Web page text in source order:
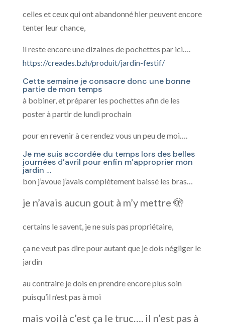
celles et ceux qui ont abandonné hier peuvent encore
tenter leur chance,
il reste encore une dizaines de pochettes par ici….
https://creades.bzh/produit/jardin-festif/
Cette semaine je consacre donc une bonne
partie de mon temps
à bobiner, et préparer les pochettes afin de les
poster à partir de lundi prochain
pour en revenir à ce rendez vous un peu de moi….
Je me suis accordée du temps lors des belles
journées d’avril pour enfin m’approprier mon
jardin …
bon j’avoue j’avais complètement baissé les bras…
je n’avais aucun gout à m’y mettre 🫣
certains le savent, je ne suis pas propriétaire,
ça ne veut pas dire pour autant que je dois négliger le
jardin
au contraire je dois en prendre encore plus soin
puisqu’il n’est pas à moi
mais voilà c’est ça le truc…. il n’est pas à